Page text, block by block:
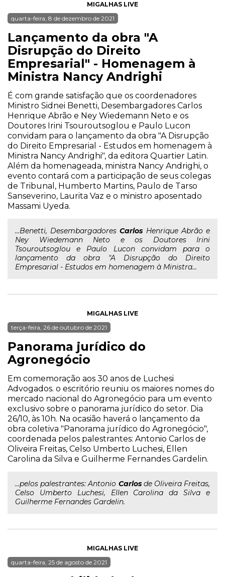
MIGALHAS LIVE
quarta-feira, 8 de dezembro de 2021
Lançamento da obra "A
Disrupção do Direito
Empresarial" - Homenagem à
Ministra Nancy Andrighi
É com grande satisfação que os coordenadores
Ministro Sidnei Benetti, Desembargadores Carlos
Henrique Abrão e Ney Wiedemann Neto e os
Doutores Irini Tsouroutsoglou e Paulo Lucon
convidam para o lançamento da obra "A Disrupção
do Direito Empresarial - Estudos em homenagem à
Ministra Nancy Andrighi", da editora Quartier Latin.
Além da homenageada, ministra Nancy Andrighi, o
evento contará com a participação de seus colegas
de Tribunal, Humberto Martins, Paulo de Tarso
Sanseverino, Laurita Vaz e o ministro aposentado
Massami Uyeda.
...Benetti, DesembargadoresCarlos Henrique Abrão e
Ney Wiedemann Neto e os Doutores Irini
Tsouroutsoglou e Paulo Lucon convidam para o
lançamento da obra "A Disrupção do Direito
Empresarial - Estudos em homenagem à Ministra...
MIGALHAS LIVE
terça-feira, 26 de outubro de 2021
Panorama jurídico do
Agronegócio
Em comemoração aos 30 anos de Luchesi
Advogados. o escritório reuniu os maiores nomes do
mercado nacional do Agronegócio para um evento
exclusivo sobre o panorama jurídico do setor. Dia
26/10, às 10h. Na ocasião haverá o lançamento da
obra coletiva "Panorama jurídico do Agronegócio",
coordenada pelos palestrantes: Antonio Carlos de
Oliveira Freitas, Celso Umberto Luchesi, Ellen
Carolina da Silva e Guilherme Fernandes Gardelin.
...pelos palestrantes: Antonio Carlosde Oliveira Freitas,
Celso Umberto Luchesi, Ellen Carolina da Silva e
Guilherme Fernandes Gardelin.
MIGALHAS LIVE
quarta-feira, 25 de agosto de 2021